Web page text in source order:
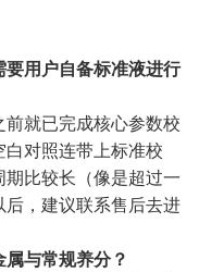
用户自备标准液进行
就已完成核心参数校
对照连带上标准校
比较长（像是超过一
，建议联系售后去进
与常规养分？